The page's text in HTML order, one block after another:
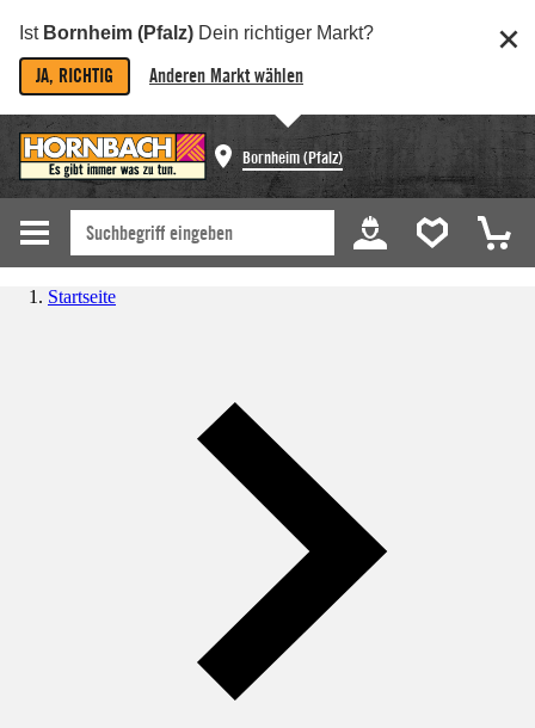
Ist Bornheim (Pfalz) Dein richtiger Markt?
JA, RICHTIG Anderen Markt wählen
Bornheim (Pfalz)
Startseite